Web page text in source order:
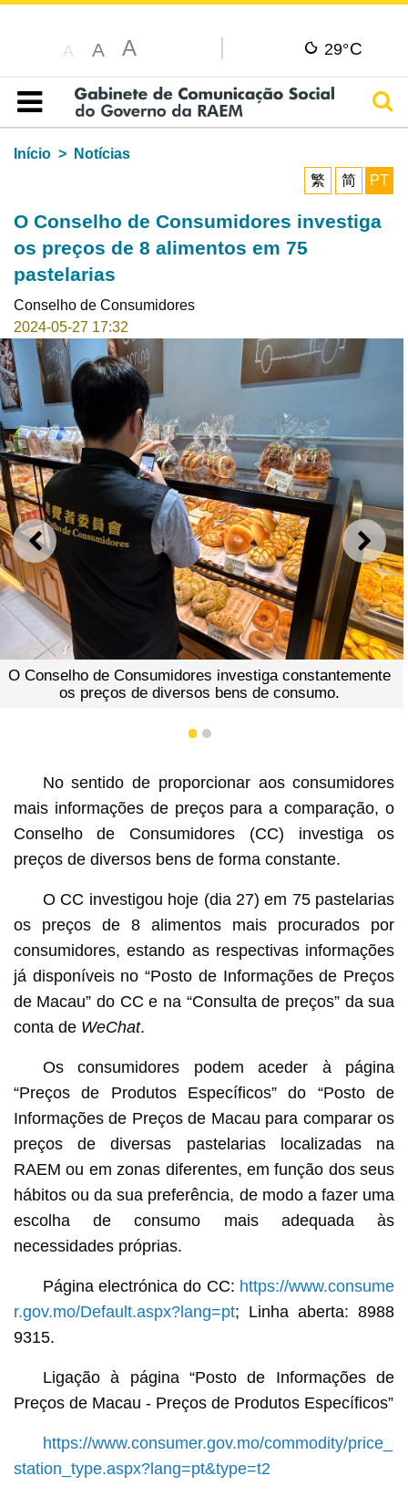
A A A 29°C
Índice
Início
Notícias
繁
简 PT
O Conselho de Consumidores investiga
os preços de 8 alimentos em 75
pastelarias
Conselho de Consumidores
2024-05-27 17:32
ANTERIOR
constantemente
de consumo.
Descarreguem a aplicação
Informações de Preços
1 2
No sentido de proporcionar aos consumidores
mais informações de preços para a comparação, o
Conselho de Consumidores (CC) investiga os
preços de diversos bens de forma constante.
O CC investigou hoje (dia 27) em 75 pastelarias
os preços de 8 alimentos mais procurados por
consumidores, estando as respectivas informações
já disponíveis no “Posto de Informações de Preços
de Macau” do CC e na “Consulta de preços” da sua
conta de WeChat.
Os consumidores podem aceder à página
“Preços de Produtos Específicos” do “Posto de
Informações de Preços de Macau para comparar os
preços de diversas pastelarias localizadas na
RAEM ou em zonas diferentes, em função dos seus
hábitos ou da sua preferência, de modo a fazer uma
escolha de consumo mais adequada às
necessidades próprias.
Página electrónica do CC: https://www.consume
r.gov.mo/Default.aspx?lang=pt; Linha aberta: 8988
9315.
Ligação à página “Posto de Informações de
Preços de Macau - Preços de Produtos Específicos”
https://www.consumer.gov.mo/commodity/price_
station_type.aspx?lang=pt&type=t2